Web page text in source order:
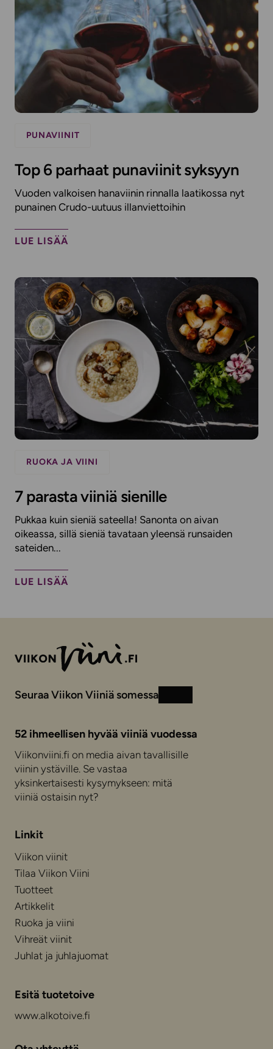
PUNAVIINIT
Top 6 parhaat punaviinit syksyyn
Vuoden valkoisen hanaviinin rinnalla laatikossa nyt
punainen Crudo-uutuus illanviettoihin
LUE LISÄÄ
RUOKA JA VIINI
7 parasta viiniä sienille
Pukkaa kuin sieniä sateella! Sanonta on aivan
oikeassa, sillä sieniä tavataan yleensä runsaiden
sateiden...
LUE LISÄÄ
Seuraa Viikon Viiniä somessa
52 ihmeellisen hyvää viiniä vuodessa
Viikonviini.fi on media aivan tavallisille
viinin ystäville. Se vastaa
yksinkertaisesti kysymykseen: mitä
viiniä ostaisin nyt?
Linkit
Viikon viinit
Tilaa Viikon Viini
Tuotteet
Artikkelit
Ruoka ja viini
Vihreät viinit
Juhlat ja juhlajuomat
Esitä tuotetoive
www.alkotoive.fi